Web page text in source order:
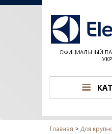
ОФИЦИАЛЬНЫЙ
Главная Для